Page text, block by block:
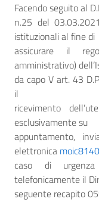
Facendo seguito al
n.25 del
istituzionali al fine di
assicurare il
amministrativo)
da capo V art. 43
il
ricevimento
esclusivamente su
appuntamento,
elettronica
caso di
telefonicamente il
seguente recapito